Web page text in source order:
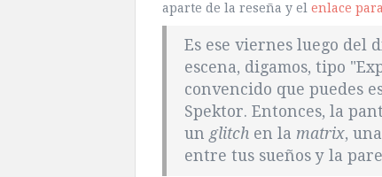
aparte de la reseña y el enlace
Es ese viernes luego del
escena, digamos, tipo
convencido que puedes
Spektor. Entonces, la
un glitch en la matrix,
entre tus sueños y la